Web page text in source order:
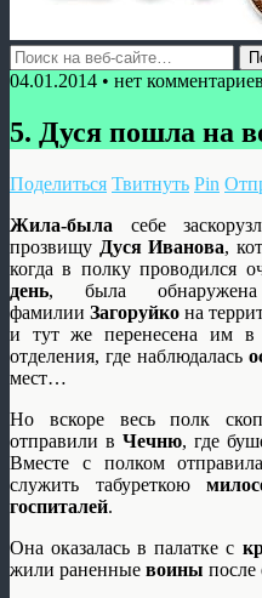
04.01.2014 • нет комментариев
5. Дуся пошла на
Поделиться Твитнуть Pin
Жила-была себе
прозвищу Дуся Иванова,
когда в полку проводился
день, была
фамилии Загоруйко на
и тут же перенесена им в
отделения, где наблюдалась
мест…
Но вскоре весь полк
отправили в Чечню, где
Вместе с полком
служить табуреткою
госпиталей.
Она оказалась в палатке с
жили раненные воины после